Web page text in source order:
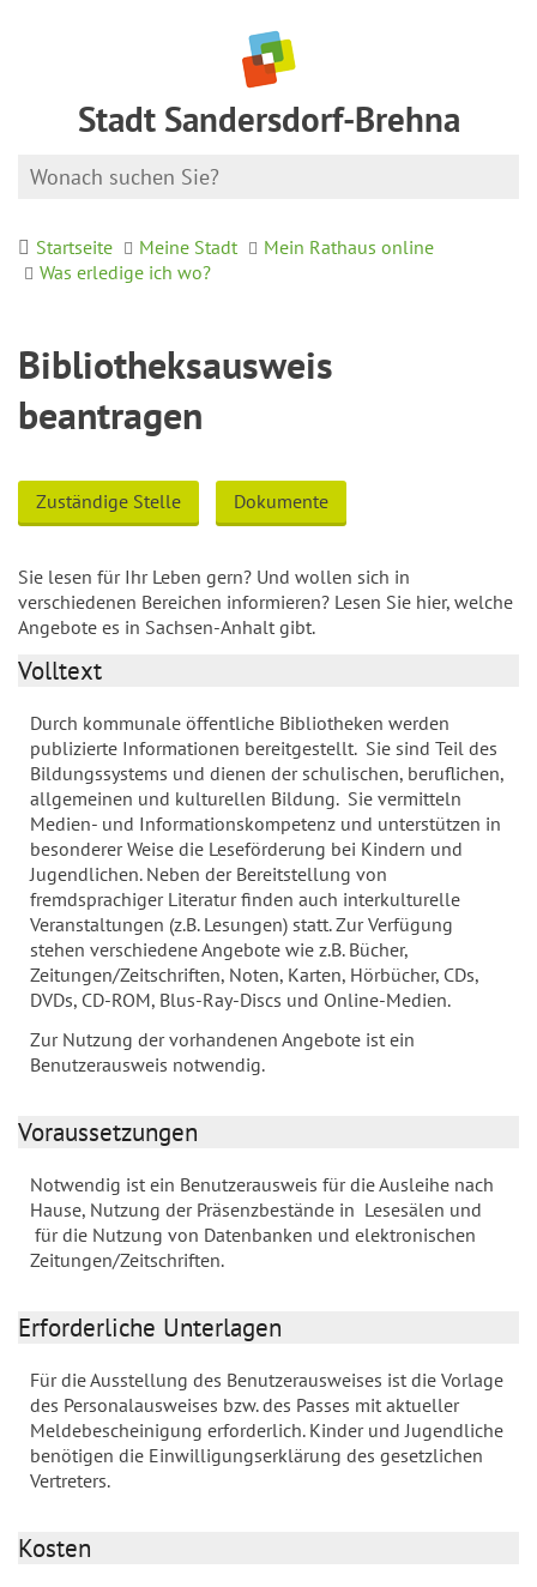
Stadt Sandersdorf-Brehna
Startseite Meine Stadt
Mein Rathaus online
Was erledige ich wo?
Bibliotheksausweis
beantragen
Zuständige Stelle Dokumente
Sie lesen für Ihr Leben gern? Und wollen sich in
verschiedenen Bereichen informieren? Lesen Sie hier, welche
Angebote es in Sachsen-Anhalt gibt.
Volltext
Durch kommunale öffentliche Bibliotheken werden
publizierte Informationen bereitgestellt. Sie sind Teil des
Bildungssystems und dienen der schulischen, beruflichen,
allgemeinen und kulturellen Bildung. Sie vermitteln
Medien- und Informationskompetenz und unterstützen in
besonderer Weise die Leseförderung bei Kindern und
Jugendlichen. Neben der Bereitstellung von
fremdsprachiger Literatur finden auch interkulturelle
Veranstaltungen (z.B. Lesungen) statt. Zur Verfügung
stehen verschiedene Angebote wie z.B. Bücher,
Zeitungen/Zeitschriften, Noten, Karten, Hörbücher, CDs,
DVDs, CD-ROM, Blus-Ray-Discs und Online-Medien.
Zur Nutzung der vorhandenen Angebote ist ein
Benutzerausweis notwendig.
Voraussetzungen
Notwendig ist ein Benutzerausweis für die Ausleihe nach
Hause, Nutzung der Präsenzbestände in Lesesälen und
für die Nutzung von Datenbanken und elektronischen
Zeitungen/Zeitschriften.
Erforderliche Unterlagen
Für die Ausstellung des Benutzerausweises ist die Vorlage
des Personalausweises bzw. des Passes mit aktueller
Meldebescheinigung erforderlich. Kinder und Jugendliche
benötigen die Einwilligungserklärung des gesetzlichen
Vertreters.
Kosten